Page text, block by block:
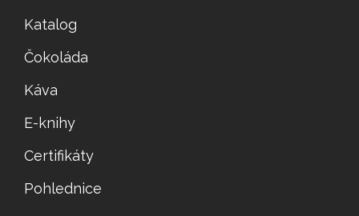
Katalog
Čokoláda
Káva
E-knihy
Certifikáty
Pohlednice